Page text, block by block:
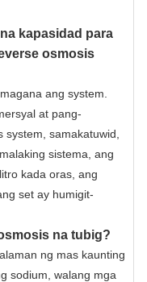
kapasidad para
osmosis
ang system.
at pang-
samakatuwid,
sistema, ang
kada oras, ang
set ay humigit-
na tubig?
ng mas kaunting
sodium, walang mga